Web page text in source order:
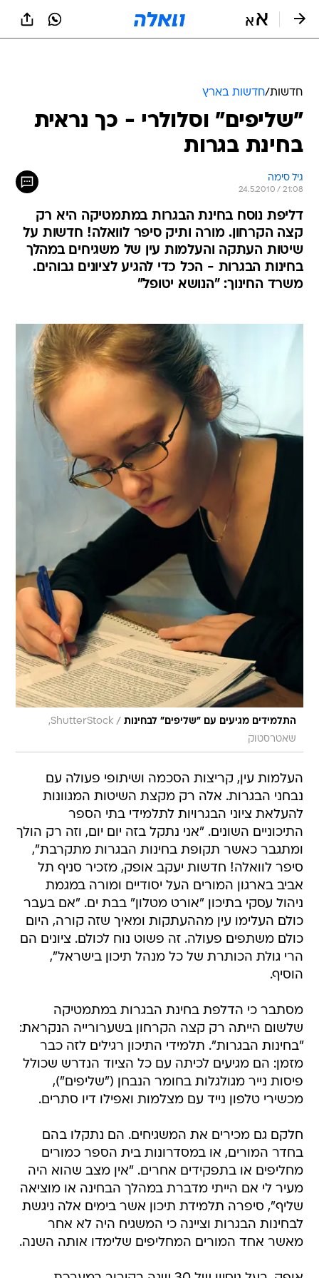
חדשות/חדשות בארץ
"שליפים" וסלולרי - כך נראית
בחינת בגרות
גיל סימה
24.5.2010 / 21:08
דליפת נוסח בחינת הבגרות במתמטיקה היא רק
קצה הקרחון. מורה ותיק סיפר לוואלה! חדשות על
שיטות העתקה והעלמות עין של משגיחים במהלך
בחינות הבגרות - הכל כדי להגיע לציונים גבוהים.
משרד החינוך: "הנושא יטופל"
התלמידים מגיעים עם "שליפים" לבחינות /
ShutterStock,
שאטרסטוק
העלמות עין, קריצות הסכמה ושיתופי פעולה עם
נבחני הבגרות. אלה רק מקצת השיטות המגוונות
להעלאת ציוני הבגרויות לתלמידי בתי הספר
התיכוניים השונים. "אני נתקל בזה יום יום, וזה רק הולך
ומתגבר כאשר תקופת בחינות הבגרות מתקרבת",
סיפר לוואלה! חדשות יעקב אופק, מזכיר סניף תל
אביב בארגון המורים העל יסודיים ומורה במגמת
ניהול עסקי בתיכון "אורט מטלון" בבת ים. "אם בעבר
כולם העלימו עין מההעתקות ומאיך שזה קורה, היום
כולם משתפים פעולה. זה פשוט נוח לכולם. ציונים הם
הרי גולת הכותרת של כל מנהל תיכון בישראל",
הוסיף.
מסתבר כי הדלפת בחינת הבגרות במתמטיקה
שלשום הייתה רק קצה הקרחון בשערורייה הנקראת:
"בחינות הבגרות". תלמידי התיכון רגילים לזה כבר
מזמן: הם מגיעים לכיתה עם כל הציוד הנדרש שכולל
פיסות נייר מגולגלות בחומר הנבחן ("שליפים"),
מכשירי טלפון נייד עם מצלמות ואפילו דיו סתרים.
חלקם גם מכירים את המשגיחים. הם נתקלו בהם
בחדר המורים, או במסדרונות בית הספר כמורים
מחליפים או בתפקידים אחרים. "אין מצב שהוא היה
מעיר לי אם הייתי מדברת במהלך הבחינה או מוציאה
שליף", סיפרה תלמידת תיכון אשר בימים אלה ניגשת
לבחינות הבגרות וציינה כי המשגיח היה לא אחר
מאשר אחד המורים המחליפים שלימדו אותה השנה.